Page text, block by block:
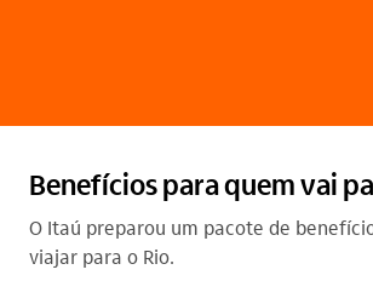
Benefícios para quem vai
O Itaú preparou um pacote de
viajar para o Rio.